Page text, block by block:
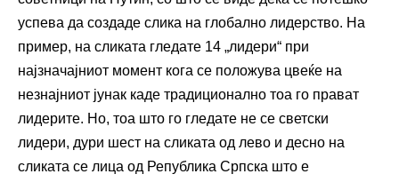
успева да создаде слика на глобално лидерство. На
пример, на сликата гледате 14 „лидери“ при
најзначајниот момент кога се положува цвеќе на
незнајниот јунак каде традиционално тоа го прават
лидерите. Но, тоа што го гледате не се светски
лидери, дури шест на сликата од лево и десно на
сликата се лица од Република Српска што е